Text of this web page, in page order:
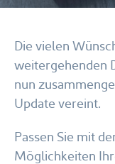
Die vielen
weitergehenden
nun
Update vereint.
Passen Sie mit
Möglichkeiten